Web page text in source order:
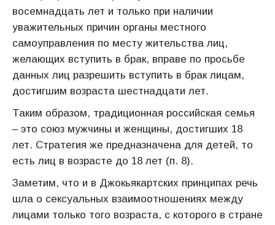
восемнадцать лет и только при наличии
уважительных причин органы местного
самоуправления по месту жительства лиц,
желающих вступить в брак, вправе по просьбе
данных лиц разрешить вступить в брак лицам,
достигшим возраста шестнадцати лет.
Таким образом, традиционная российская семья
– это союз мужчины и женщины, достигших 18
лет. Стратегия же предназначена для детей, то
есть лиц в возрасте до 18 лет (п. 8).
Заметим, что и в Джокьякартских принципах речь
шла о сексуальных взаимоотношениях между
лицами только того возраста, с которого в стране